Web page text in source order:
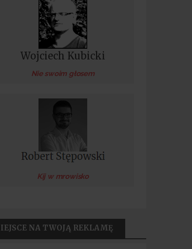
Wojciech Kubicki
Nie swoim głosem
Kij w mrowisko
NA TWOJĄ REKLAMĘ